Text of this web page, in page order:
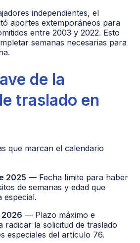
independientes, el
aportes extemporáneos para
entre 2003 y 2022. Esto
semanas necesarias para
de la
traslado en
que marcan el calendario
2025 — Fecha límite para haber
de semanas y edad que
especial.
2026 — Plazo máximo e
radicar la solicitud de traslado
especiales del artículo 76.